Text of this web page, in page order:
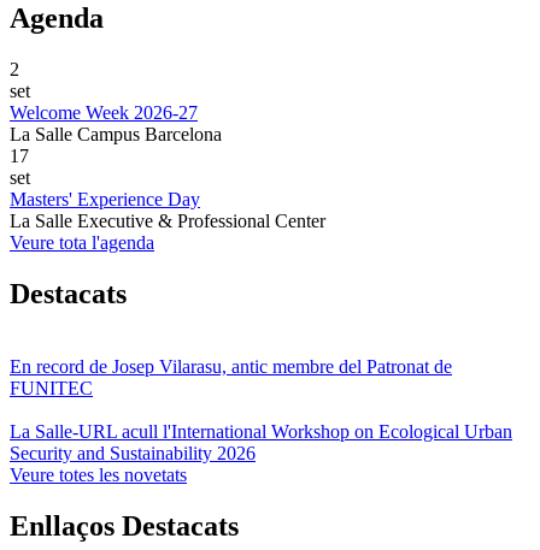
Agenda
2
set
Welcome Week 2026-27
La Salle Campus Barcelona
17
set
Masters' Experience Day
La Salle Executive & Professional Center
Veure tota l'agenda
Destacats
En record de Josep Vilarasu, antic membre del Patronat de
FUNITEC
La Salle-URL acull l'International Workshop on Ecological Urban
Security and Sustainability 2026
Veure totes les novetats
Enllaços Destacats